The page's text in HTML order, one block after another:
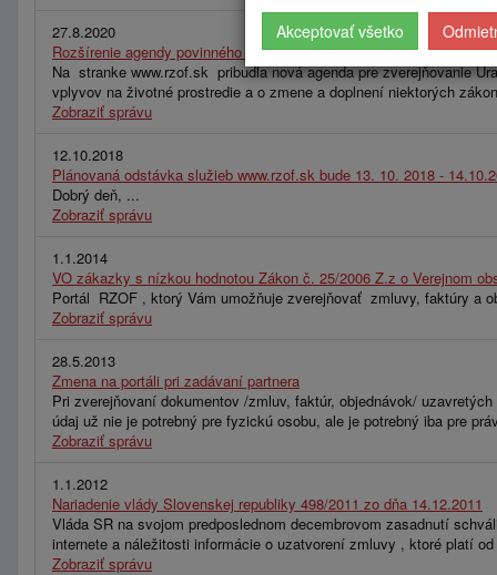
27.8.2020
Rozšírenie agendy povinného zverejňovania na stránke www.rzof.sk
Na stranke www.rzof.sk pribudla nová agenda pre zverejňovanie
vplyvov na životné prostredie a o zmene a doplnení niektorých
Zobraziť správu
12.10.2018
Plánovaná odstávka služieb www.rzof.sk bude 13. 10. 2018 -
Dobrý deň, ...
Zobraziť správu
1.1.2014
VO zákazky s nízkou hodnotou Zákon č. 25/2006 Z.z o Verejnom
Portál RZOF , ktorý Vám umožňuje zverejňovať zmluvy, faktúry a
Zobraziť správu
28.5.2013
Zmena na portáli pri zadávaní partnera
Pri zverejňovaní dokumentov /zmluv, faktúr, objednávok/
údaj už nie je potrebný pre fyzickú osobu, ale je potrebný iba pre
Zobraziť správu
1.1.2012
Nariadenie vlády Slovenskej republiky 498/2011 zo dňa 14.12.2011
Vláda SR na svojom predposlednom decembrovom zasadnutí
internete a náležitosti informácie o uzatvorení zmluvy , ktoré platí
Zobraziť správu
Akceptovať všetko